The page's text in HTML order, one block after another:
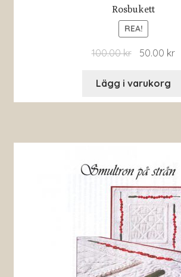
Rosbukett
REA!
100.00kr 50.00 kr
Lägg i varukorg